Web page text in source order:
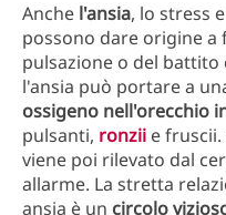
Anche l'ansia, lo stress
possono dare origine a
pulsazione o del
l'ansia può portare a
ossigeno nell'orecchio
pulsanti, ronzii e
viene poi rilevato dal
allarme. La stretta
ansia è un circolo